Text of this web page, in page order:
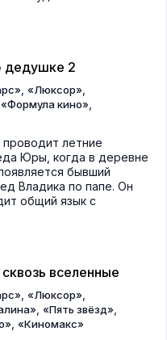
дедушке 2
, «Люксор»,
«Формула кино»,
проводит летние
Юры, когда в деревне
бывший
Владика по папе. Он
общий язык с
вселенные
, «Люксор»,
, «Пять звёзд»,
, «Киномакс»